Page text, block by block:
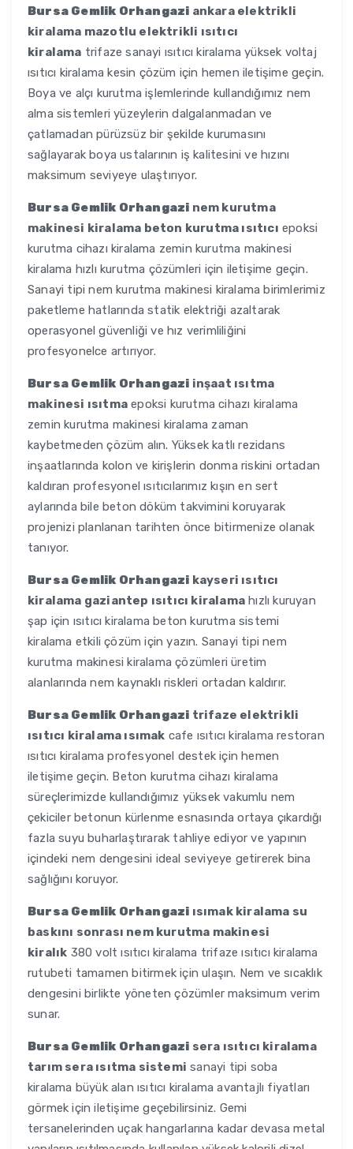
Bursa Gemlik Orhangazi ankara elektrikli
kiralama mazotlu elektrikli ısıtıcı
kiralama trifaze sanayi ısıtıcı kiralama yüksek voltaj
ısıtıcı kiralama kesin çözüm için hemen iletişime geçin.
Boya ve alçı kurutma işlemlerinde kullandığımız nem
alma sistemleri yüzeylerin dalgalanmadan ve
çatlamadan pürüzsüz bir şekilde kurumasını
sağlayarak boya ustalarının iş kalitesini ve hızını
maksimum seviyeye ulaştırıyor.
Bursa Gemlik Orhangazi nem kurutma
makinesi kiralama beton kurutma ısıtıcı epoksi
kurutma cihazı kiralama zemin kurutma makinesi
kiralama hızlı kurutma çözümleri için iletişime geçin.
Sanayi tipi nem kurutma makinesi kiralama birimlerimiz
paketleme hatlarında statik elektriği azaltarak
operasyonel güvenliği ve hız verimliliğini
profesyonelce artırıyor.
Bursa Gemlik Orhangazi inşaat ısıtma
makinesi ısıtma epoksi kurutma cihazı kiralama
zemin kurutma makinesi kiralama zaman
kaybetmeden çözüm alın. Yüksek katlı rezidans
inşaatlarında kolon ve kirişlerin donma riskini ortadan
kaldıran profesyonel ısıtıcılarımız kışın en sert
aylarında bile beton döküm takvimini koruyarak
projenizi planlanan tarihten önce bitirmenize olanak
tanıyor.
Bursa Gemlik Orhangazi kayseri ısıtıcı
kiralama gaziantep ısıtıcı kiralama hızlı kuruyan
şap için ısıtıcı kiralama beton kurutma sistemi
kiralama etkili çözüm için yazın. Sanayi tipi nem
kurutma makinesi kiralama çözümleri üretim
alanlarında nem kaynaklı riskleri ortadan kaldırır.
Bursa Gemlik Orhangazi trifaze elektrikli
ısıtıcı kiralama ısımak cafe ısıtıcı kiralama restoran
ısıtıcı kiralama profesyonel destek için hemen
iletişime geçin. Beton kurutma cihazı kiralama
süreçlerimizde kullandığımız yüksek vakumlu nem
çekiciler betonun kürlenme esnasında ortaya çıkardığı
fazla suyu buharlaştırarak tahliye ediyor ve yapının
içindeki nem dengesini ideal seviyeye getirerek bina
sağlığını koruyor.
Bursa Gemlik Orhangazi ısımak kiralama su
baskını sonrası nem kurutma makinesi
kiralık 380 volt ısıtıcı kiralama trifaze ısıtıcı kiralama
rutubeti tamamen bitirmek için ulaşın. Nem ve sıcaklık
dengesini birlikte yöneten çözümler maksimum verim
sunar.
Bursa Gemlik Orhangazi sera ısıtıcı kiralama
tarım sera ısıtma sistemi sanayi tipi soba
kiralama büyük alan ısıtıcı kiralama avantajlı fiyatları
görmek için iletişime geçebilirsiniz. Gemi
tersanelerinden uçak hangarlarına kadar devasa metal